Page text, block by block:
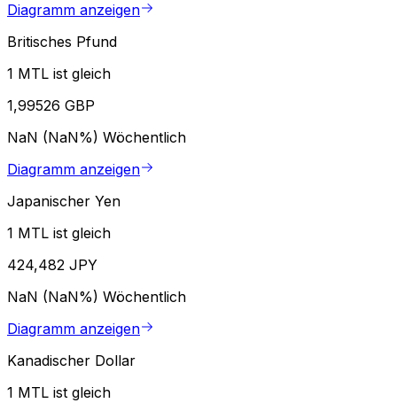
Diagramm anzeigen
Britisches Pfund
1 MTL ist gleich
1,99526 GBP
NaN (NaN%) Wöchentlich
Diagramm anzeigen
Japanischer Yen
1 MTL ist gleich
424,482 JPY
NaN (NaN%) Wöchentlich
Diagramm anzeigen
Kanadischer Dollar
1 MTL ist gleich